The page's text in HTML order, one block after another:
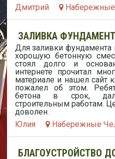
Дмитрий
ЗАЛИВКА
Для заливки фундамента
хорошую бетонную
стоял долго и
интернете прочитал
материале и нашел сайт
пожалел об этом.
бетона в срок,
строительным работам.
доволен.
Юлия
Набережные
БЛАГОУСТРОЙСТВО